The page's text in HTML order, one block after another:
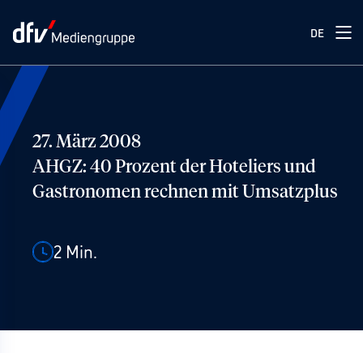
DE
27. März 2008
AHGZ: 40 Prozent der Hoteliers und
Gastronomen rechnen mit Umsatzplus
2 Min.